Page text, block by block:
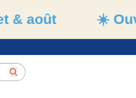
☀️ Ouvert